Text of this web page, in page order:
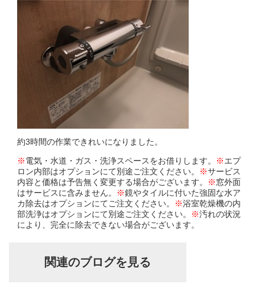
約3時間の作業できれいになりました。
※電気・水道・ガス・洗浄スペースをお借りします。 ※エプ
ロン内部はオプションにて別途ご注文ください。
※サービス
内容と価格は予告無く変更する場合がございます。
※窓外面
はサービスに含みません。
※鏡やタイルに付いた強固な水ア
カ除去はオプションにてご注文ください。
※浴室乾燥機の内
部洗浄はオプションにて別途ご注文ください。
※汚れの状況
により、完全に除去できない場合がございます。
関連のブログを見る